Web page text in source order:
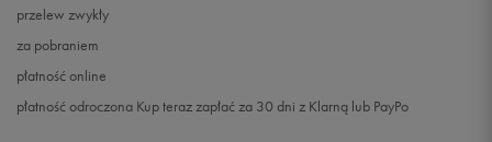
przelew zwykły
za pobraniem
płatność online
płatność odroczona Kup teraz zapłać za 30 dni z Klarną lub PayPo